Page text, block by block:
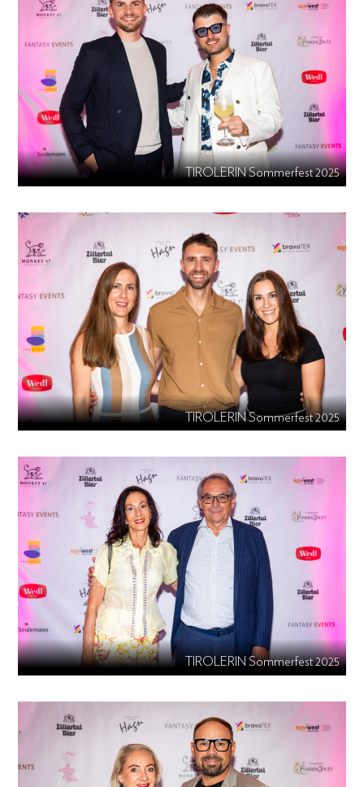
TIROLERIN Sommerfest 2025
TIROLERIN Sommerfest 2025
TIROLERIN Sommerfest 2025